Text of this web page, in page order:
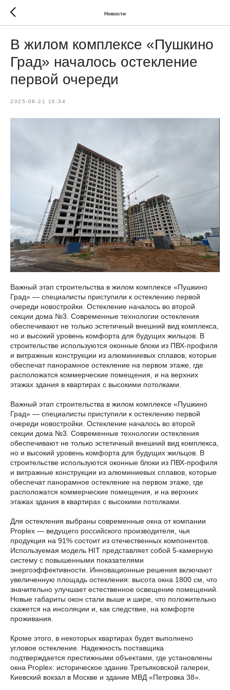
Новости
В жилом комплексе «Пушкино
Град» началось остекление
первой очереди
2025-08-21 16:34
Важный этап строительства в жилом комплексе «Пушкино
Град» — специалисты приступили к остеклению первой
очереди новостройки. Остекление началось во второй
секции дома №3. Современные технологии остекления
обеспечивают не только эстетичный внешний вид комплекса,
но и высокий уровень комфорта для будущих жильцов. В
строительстве используются оконные блоки из ПВХ-профиля
и витражные конструкции из алюминиевых сплавов, которые
обеспечат панорамное остекление на первом этаже, где
расположатся коммерческие помещения, и на верхних
этажах здания в квартирах с высокими потолками.
Важный этап строительства в жилом комплексе «Пушкино
Град» — специалисты приступили к остеклению первой
очереди новостройки. Остекление началось во второй
секции дома №3. Современные технологии остекления
обеспечивают не только эстетичный внешний вид комплекса,
но и высокий уровень комфорта для будущих жильцов. В
строительстве используются оконные блоки из ПВХ-профиля
и витражные конструкции из алюминиевых сплавов, которые
обеспечат панорамное остекление на первом этаже, где
расположатся коммерческие помещения, и на верхних
этажах здания в квартирах с высокими потолками.
Для остекления выбраны современные окна от компании
Proplex — ведущего российского производителя, чья
продукция на 91% состоит из отечественных компонентов.
Используемая модель HIT представляет собой 5-камерную
систему с повышенными показателями
энергоэффективности. Инновационные решения включают
увеличенную площадь остекления: высота окна 1800 см, что
значительно улучшает естественное освещение помещений.
Новые габариты окон стали выше и шире, что положительно
скажется на инсоляции и, как следствие, на комфорте
проживания.
Кроме этого, в некоторых квартирах будет выполнено
угловое остекление. Надежность поставщика
подтверждается престижными объектами, где установлены
окна Proplex: историческое здание Третьяковской галереи,
Киевский вокзал в Москве и здание МВД «Петровка 38».